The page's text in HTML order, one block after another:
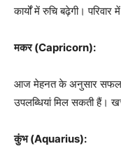
कार्यों में रुचि बढ़ेगी। परिवार
मकर (Capricorn):
आज मेहनत के अनुसार
उपलब्धियां मिल सकती हैं।
कुंभ (Aquarius):